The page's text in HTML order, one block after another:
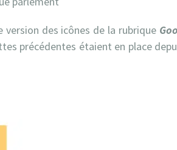
version des icônes de la rubrique
précédentes étaient en place